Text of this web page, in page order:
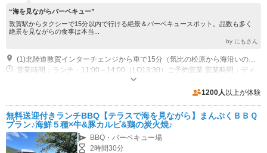
“海を見ながらバーベキュー”
敦賀駅からタクシーで15分以内で行ける絶景＆バーベキュースポット。品数も多く
絶景を見ながらの食事は本当...
by にもさん
(1)北陸道敦賀インターチェンジから車で15分（気比の松原から海沿いの道を5分）
営業時間：ランチ：11:00～14:00（LO13:30）ご予約営業 営業時間：ディ
ナー：17:00～21:00（LO19:30）ご予約営業 営業時間：チェックイン
専用駐車場あり（無料）40台 宿泊当日は無料、チェックアウト以降有料となります。
1200人 以上が体験
無料送迎付きランチBBQ【テラスで海を見ながら】まんぷくＢＢＱ
プラン♪海鮮５種×牛&豚カルビ&鶏の炭火焼♪
BBQ・バーベキュー場
2時間30分